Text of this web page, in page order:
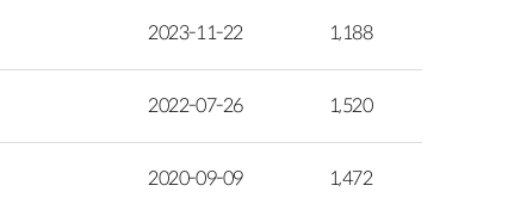
2023-11-22 1,188
2022-07-26 1,520
2020-09-09 1,472